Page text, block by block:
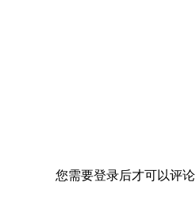
您需要登录后才可以评论